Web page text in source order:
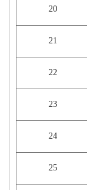
20
21
22
23
24
25